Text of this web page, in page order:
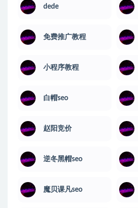
dede
免费推广教程
小程序教程
白帽seo
赵阳竞价
逆冬黑帽seo
魔贝课凡seo